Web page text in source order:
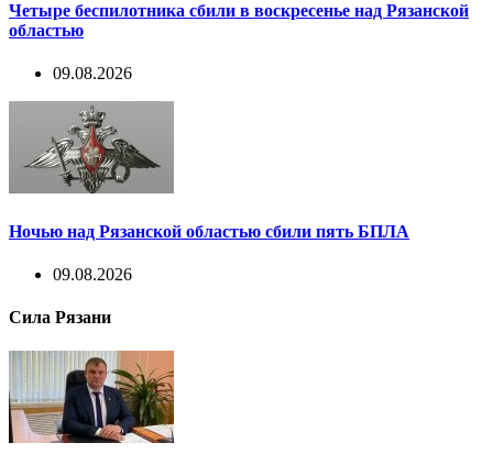
Четыре беспилотника сбили в воскресенье над Рязанской
областью
09.08.2026
Ночью над Рязанской областью сбили пять БПЛА
09.08.2026
Сила Рязани